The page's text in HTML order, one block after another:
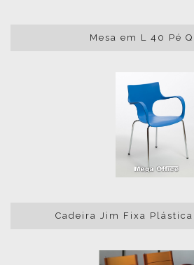
Mesa em L 40 Pé
Cadeira Jim Fixa